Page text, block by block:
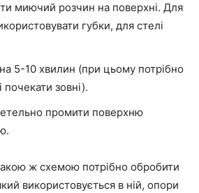
миючий розчин на поверхні. Для
губки, для стелі
5-10 хвилин (при цьому потрібно
почекати зовні).
промити поверхню
ж схемою потрібно обробити
використовується в ній, опори